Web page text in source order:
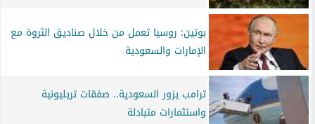
بوتين: روسيا تعمل من خلال صناديق الثروة مع
الإمارات والسعودية
ترامب يزور السعودية.. صفقات تريليونية
واستثمارات متبادلة